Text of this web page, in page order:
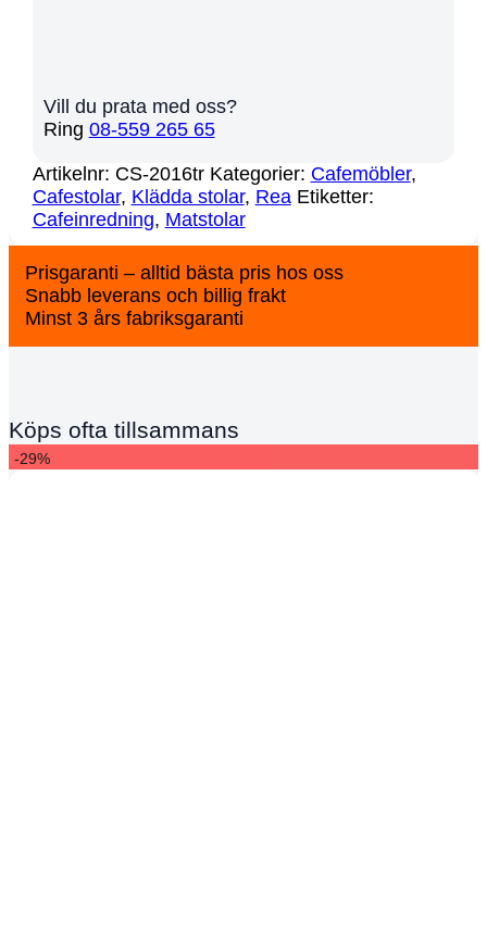
Vill du prata med oss?
Ring 08-559 265 65
Artikelnr: CS-2016tr Kategorier: Cafemöbler,
Cafestolar, Klädda stolar, Rea Etiketter:
Cafeinredning, Matstolar
Prisgaranti – alltid bästa pris hos oss
Snabb leverans och billig frakt
Minst 3 års fabriksgaranti
Köps ofta tillsammans
-29%